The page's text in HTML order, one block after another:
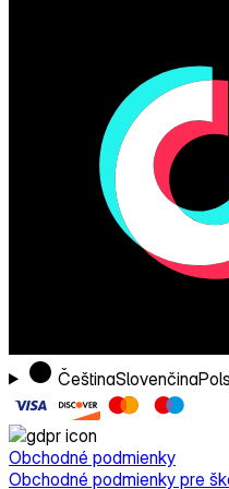
ČeštinaSlovenčina
Obchodné podmienky
Obchodné podmienky pre